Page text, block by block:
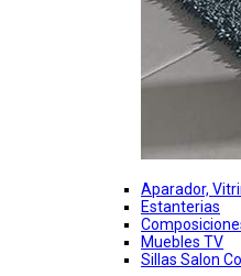
Aparador,
Estanterias
Muebles TV
Sillas Salon